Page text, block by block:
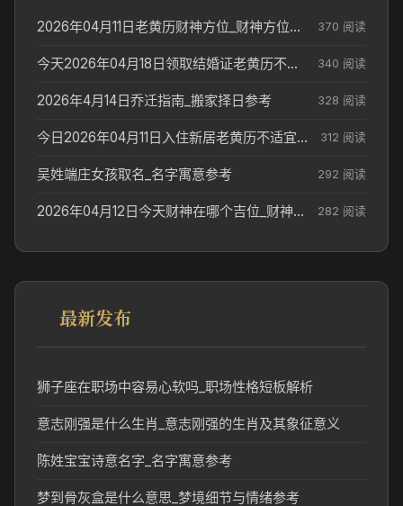
2026年04月11日老黄历财神方位_财神方位与供奉讲究 370 阅读
今天2026年04月18日领取结婚证老黄历不适合吗_领证日期参考 340 阅读
2026年4月14日乔迁指南_搬家择日参考 328 阅读
今日2026年04月11日入住新居老黄历不适宜吗_搬家择日参考 312 阅读
吴姓端庄女孩取名_名字寓意参考 292 阅读
2026年04月12日今天财神在哪个吉位_财神方位参考 282 阅读
最新发布
狮子座在职场中容易心软吗_职场性格短板解析
意志刚强是什么生肖_意志刚强的生肖及其象征意义
陈姓宝宝诗意名字_名字寓意参考
梦到骨灰盒是什么意思_梦境细节与情绪参考